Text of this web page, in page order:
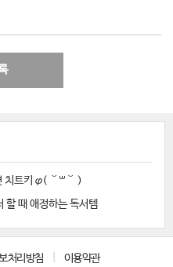
치트키 φ( ˘꒳˘ )
할 때 애정하는 독서템
처리방침 이용약관